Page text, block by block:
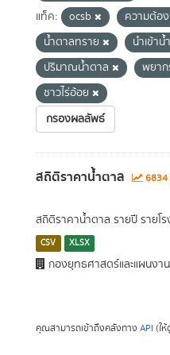
แท็ค:
ocsb
ความต้อง
น้ำตาลทราย
นำเข้า
ปริมาณน้ำตาล
พยา
ชาวไร่อ้อย
กรองผลลัพธ์
สถิติราคาน้ำตาล 6834
สถิติราคาน้ำตาล รายปี รายโ
CSV XLSX
กองยุทธศาสตร์และแผนงาน
คุณสามารถเข้าถึงคลังทาง API (ให้